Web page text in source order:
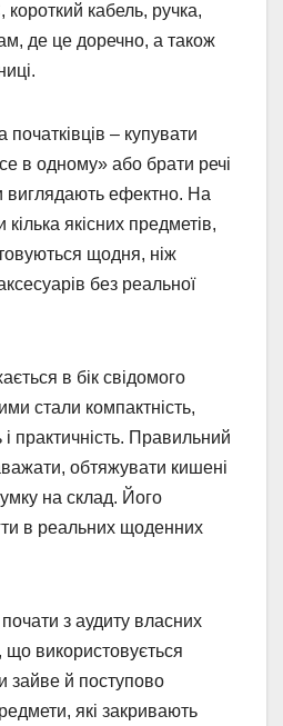
короткий кабель, ручка,
де це доречно, а також
– купувати
в одному» або брати речі
виглядають ефектно. На
якісних предметів,
щодня, ніж
без реальної
в бік свідомого
стали компактність,
і практичність. Правильний
обтяжувати кишені
на склад. Його
в реальних щоденних
з аудиту власних
використовується
зайве й поступово
які закривають